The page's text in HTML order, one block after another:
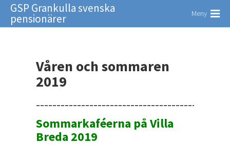
GSP Grankulla svenska
pensionärer Meny
Våren och sommaren
2019
Sommarkaféerna på Villa
Breda 2019